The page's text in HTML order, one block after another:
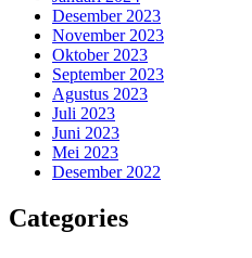
Desember 2023
November 2023
Oktober 2023
September 2023
Agustus 2023
Juli 2023
Juni 2023
Mei 2023
Desember 2022
Categories